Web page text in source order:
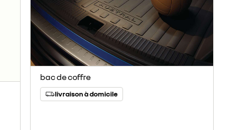
bac de coffre
livraison à domicile